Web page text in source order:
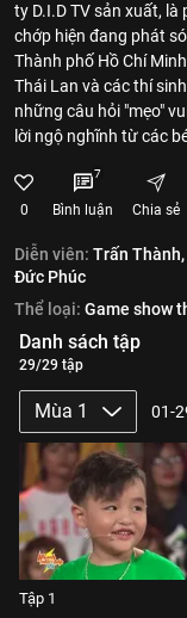
ty D.I.D TV sản xuất,
chớp hiện đang phát
Thành phố Hồ Chí
Thái Lan và các thí
những câu hỏi "mẹo"
lời ngộ nghĩnh từ các
0
7
Bình luận Chia sẻ
Diễn viên: Trấn Thành,
Đức Phúc
Thể loại: Game show
Danh sách tập
29/29 tập
Mùa 1 01-
Tập 1